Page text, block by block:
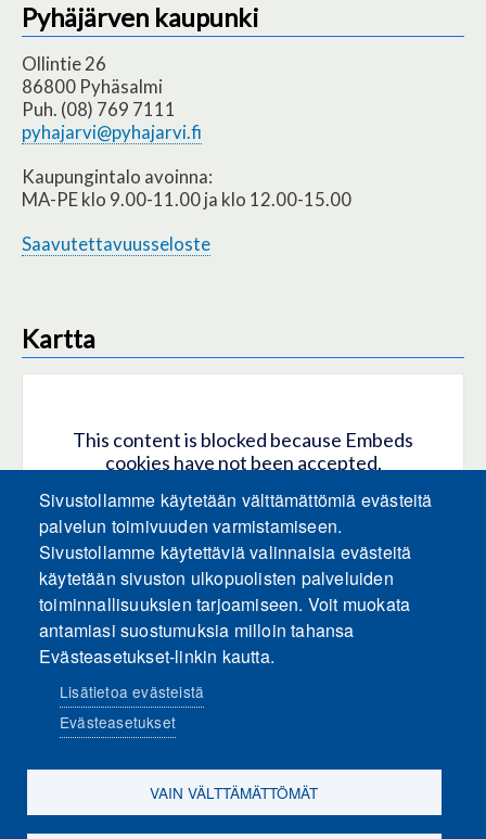
Pyhäjärven kaupunki
Ollintie 26
86800 Pyhäsalmi
Puh. (08) 769 7111
pyhajarvi@pyhajarvi.fi
Kaupungintalo avoinna:
MA-PE klo 9.00-11.00 ja klo 12.00-15.00
Saavutettavuusseloste
Kartta
This content is blocked because Embeds
cookies have not been accepted.
HYVÄKSY KAIKKI EVÄSTEET
Only accept Embeds cookies
Sosiaalinen media
Sivustollamme käytetään välttämättömiä evästeitä
palvelun toimivuuden varmistamiseen.
Sivustollamme käytettäviä valinnaisia evästeitä
käytetään sivuston ulkopuolisten palveluiden
toiminnallisuuksien tarjoamiseen. Voit muokata
antamiasi suostumuksia milloin tahansa
Evästeasetukset-linkin kautta.
Lisätietoa evästeistä
Evästeasetukset
VAIN VÄLTTÄMÄTTÖMÄT